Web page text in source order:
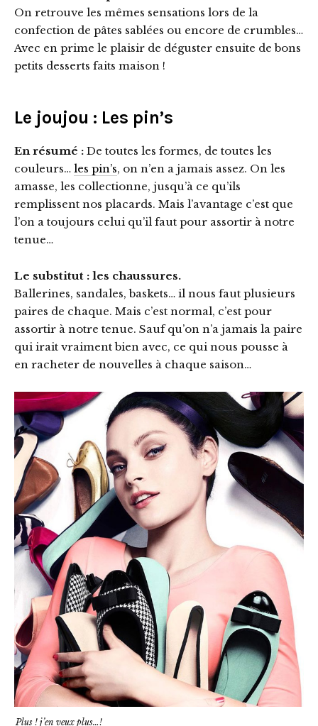
On retrouve les mêmes sensations lors de la
confection de pâtes sablées ou encore de crumbles…
Avec en prime le plaisir de déguster ensuite de bons
petits desserts faits maison !
Le joujou : Les pin’s
En résumé : De toutes les formes, de toutes les
couleurs… les pin’s, on n’en a jamais assez. On les
amasse, les collectionne, jusqu’à ce qu’ils
remplissent nos placards. Mais l’avantage c’est que
l’on a toujours celui qu’il faut pour assortir à notre
tenue…
Le substitut : les chaussures.
Ballerines, sandales, baskets… il nous faut plusieurs
paires de chaque. Mais c’est normal, c’est pour
assortir à notre tenue. Sauf qu’on n’a jamais la paire
qui irait vraiment bien avec, ce qui nous pousse à
en racheter de nouvelles à chaque saison…
Plus ! j’en veux plus…!